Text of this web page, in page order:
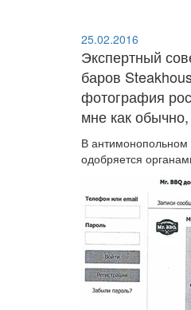
25.02.2016
Экспертный
баров
фотография
мне как
В антимонопольном
одобряется